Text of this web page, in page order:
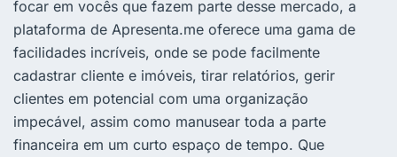
focar em vocês que fazem parte desse mercado, a
plataforma de Apresenta.me oferece uma gama de
facilidades incríveis, onde se pode facilmente
cadastrar cliente e imóveis, tirar relatórios, gerir
clientes em potencial com uma organização
impecável, assim como manusear toda a parte
financeira em um curto espaço de tempo. Que